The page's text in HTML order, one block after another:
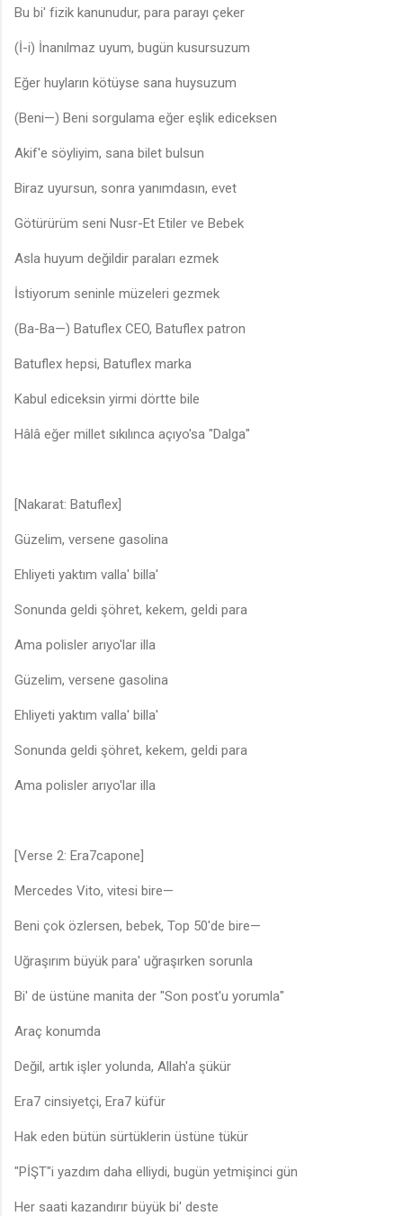
Bu bi' fizik kanunudur, para parayı çeker
(İ-i) İnanılmaz uyum, bugün kusursuzum
Eğer huyların kötüyse sana huysuzum
(Beni—) Beni sorgulama eğer eşlik ediceksen
Akif'e söyliyim, sana bilet bulsun
Biraz uyursun, sonra yanımdasın, evet
Götürürüm seni Nusr-Et Etiler ve Bebek
Asla huyum değildir paraları ezmek
İstiyorum seninle müzeleri gezmek
(Ba-Ba—) Batuflex CEO, Batuflex patron
Batuflex hepsi, Batuflex marka
Kabul ediceksin yirmi dörtte bile
Hâlâ eğer millet sıkılınca açıyo'sa "Dalga"
[Nakarat: Batuflex]
Güzelim, versene gasolina
Ehliyeti yaktım valla' billa'
Sonunda geldi şöhret, kekem, geldi para
Ama polisler arıyo'lar illa
Güzelim, versene gasolina
Ehliyeti yaktım valla' billa'
Sonunda geldi şöhret, kekem, geldi para
Ama polisler arıyo'lar illa
[Verse 2: Era7capone]
Mercedes Vito, vitesi bire—
Beni çok özlersen, bebek, Top 50'de bire—
Uğraşırım büyük para' uğraşırken sorunla
Bi' de üstüne manita der "Son post'u yorumla"
Araç konumda
Değil, artık işler yolunda, Allah'a şükür
Era7 cinsiyetçi, Era7 küfür
Hak eden bütün sürtüklerin üstüne tükür
"PİŞT"i yazdım daha elliydi, bugün yetmişinci gün
Her saati kazandırır büyük bi' deste